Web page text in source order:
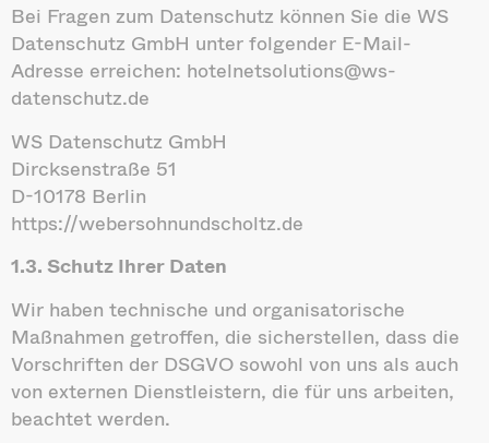
Bei Fragen zum Datenschutz können Sie die WS
Datenschutz GmbH unter folgender E-Mail-
Adresse erreichen: hotelnetsolutions@ws-
datenschutz.de
WS Datenschutz GmbH
Dircksenstraße 51
D-10178 Berlin
https://webersohnundscholtz.de
1.3. Schutz Ihrer Daten
Wir haben technische und organisatorische
Maßnahmen getroffen, die sicherstellen, dass die
Vorschriften der DSGVO sowohl von uns als auch
von externen Dienstleistern, die für uns arbeiten,
beachtet werden.